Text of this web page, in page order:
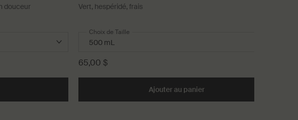
douceur
the Gel Lavant Révérence Aromatique pour les Mains to cart
Vert, hespéridé, frais
Choix de Taille
65,00 $
Ajouter au panierAdd the Gel Nettoyant à la